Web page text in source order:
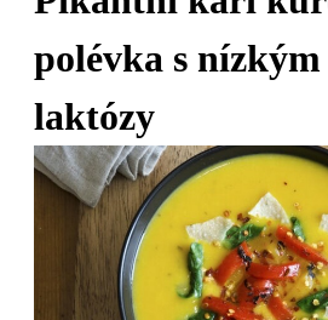
polévka s nízkým
laktózy